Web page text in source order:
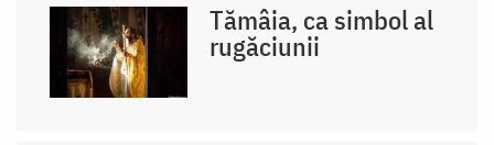
Tămâia, ca simbol al
rugăciunii